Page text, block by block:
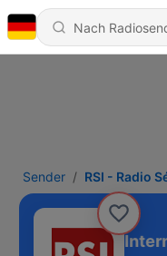
Sender RSI - Radio
Radio Sénégal